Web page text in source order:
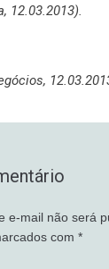
12.03.2013).
e-mail não será
com *